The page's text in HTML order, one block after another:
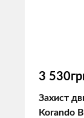
3
Захист
Korando